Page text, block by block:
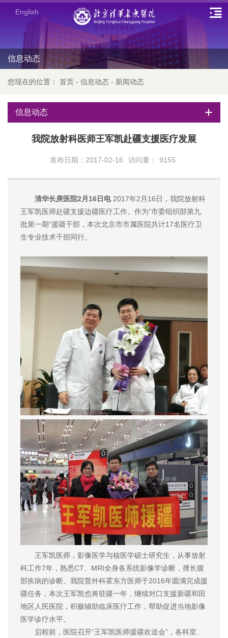
English
信息动态
您现在的位置： 首页 - 信息动态 - 新闻动态
信息动态
我院放射科医师王军凯赴疆支援医疗发展
发布日期：2017-02-16 访问量： 9155
清华长庚医院2月16日电2017年2月16日，我院放射科
王军凯医师赴疆支援边疆医疗工作。作为“市委组织部第九
批第一期”援疆干部，本次北京市市属医院共计17名医疗卫
生专业技术干部同行。
王军凯医师，影像医学与核医学硕士研究生，从事放射
科工作7年，熟悉CT、MRI全身各系统影像学诊断，擅长腹
部疾病的诊断。我院普外科霍东方医师于2016年圆满完成援
疆任务，本次王军凯也将驻疆一年，继续对口支援新疆和田
地区人民医院，积极辅助临床医疗工作，帮助促进当地影像
医学诊疗水平。
启程前，医院召开“王军凯医师援疆欢送会”，各科室、